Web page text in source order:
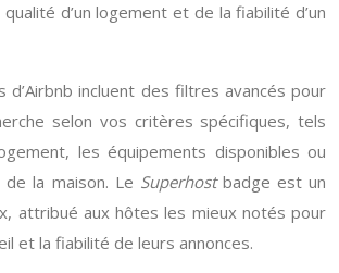
d’un logement et de la fiabilité d’un
d’Airbnb incluent des filtres avancés pour
selon vos critères spécifiques, tels
les équipements disponibles ou
la maison. Le Superhost badge est un
attribué aux hôtes les mieux notés pour
et la fiabilité de leurs annonces.